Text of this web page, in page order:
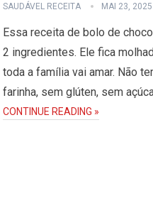
SAUDÁVEL RECEITA MAI 23, 2025
Essa receita de bolo de
2 ingredientes. Ele fica
toda a família vai amar. Não
farinha, sem glúten, sem
CONTINUE READING »